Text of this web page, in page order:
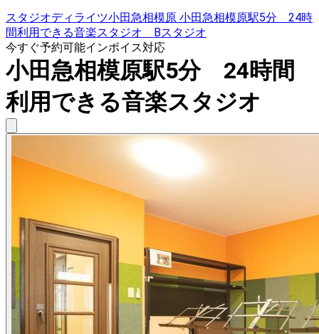
スタジオディライツ小田急相模原 小田急相模原駅5分 24時
間利用できる音楽スタジオ Bスタジオ
今すぐ予約可能インボイス対応
小田急相模原駅5分 24時間
利用できる音楽スタジオ